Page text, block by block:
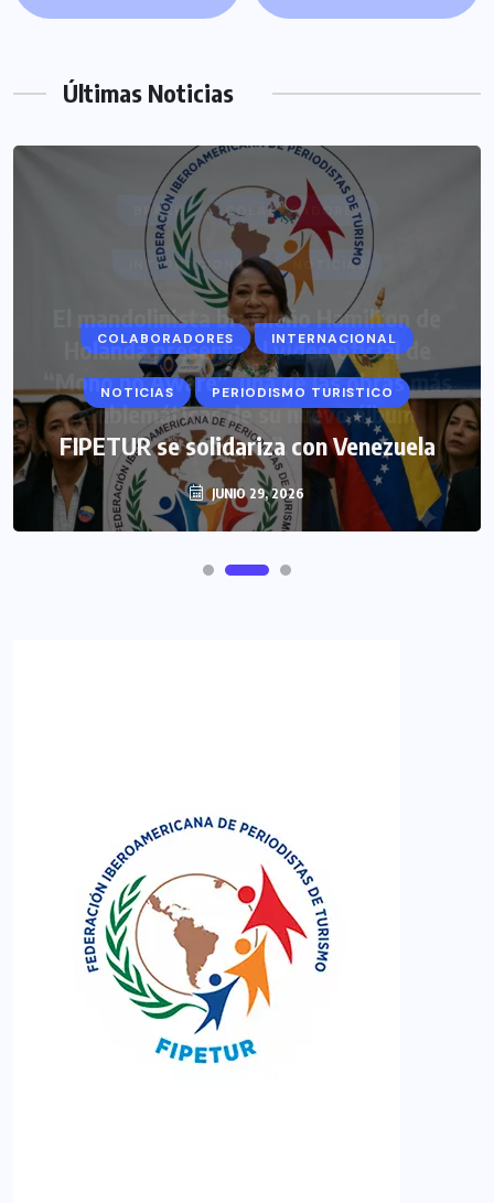
Últimas Noticias
COLABORADORES INTERNACIONAL
NOTICIAS PERIODISMO TURISTICO
FIPETUR se solidariza con Venezuela
JUNIO 29, 2026